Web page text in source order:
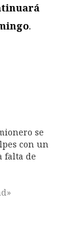
.
se
con un
falta de